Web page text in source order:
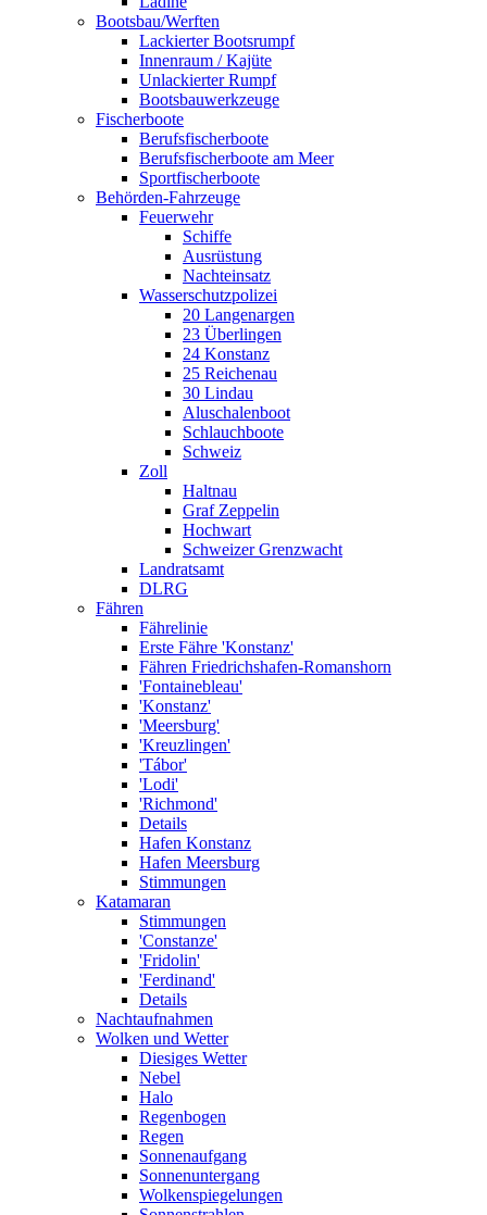
Bootsbau/Werften
Lackierter Bootsrumpf
Innenraum / Kajüte
Unlackierter Rumpf
Bootsbauwerkzeuge
Fischerboote
Berufsfischerboote
Berufsfischerboote am Meer
Sportfischerboote
Behörden-Fahrzeuge
Feuerwehr
Schiffe
Ausrüstung
Nachteinsatz
Wasserschutzpolizei
20 Langenargen
23 Überlingen
24 Konstanz
25 Reichenau
30 Lindau
Aluschalenboot
Schlauchboote
Schweiz
Zoll
Haltnau
Graf Zeppelin
Hochwart
Schweizer Grenzwacht
Landratsamt
DLRG
Fähren
Fährelinie
Erste Fähre 'Konstanz'
Fähren Friedrichshafen-Romanshorn
'Fontainebleau'
'Konstanz'
'Meersburg'
'Kreuzlingen'
'Tábor'
'Lodi'
'Richmond'
Details
Hafen Konstanz
Hafen Meersburg
Stimmungen
Katamaran
Stimmungen
'Constanze'
'Fridolin'
'Ferdinand'
Details
Nachtaufnahmen
Wolken und Wetter
Diesiges Wetter
Nebel
Halo
Regenbogen
Regen
Sonnenaufgang
Sonnenuntergang
Wolkenspiegelungen